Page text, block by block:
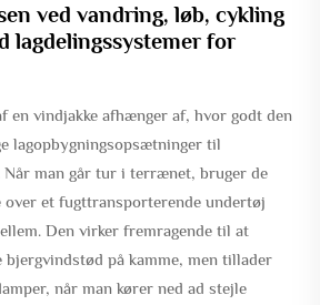
ved vandring, løb, cykling
lagdelingssystemer for
en vindjakke afhænger af, hvor godt den
lagopbygningsopsætninger til
man går tur i terrænet, bruger de
over et fugttransporterende undertøj
Den virker fremragende til at
på kamme, men tillader
når man kører ned ad stejle